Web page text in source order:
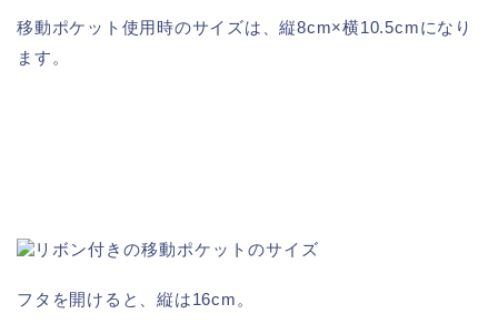
移動ポケット使用時のサイズは、縦8cm×横10.5cmになり
ます。
フタを開けると、縦は16cm。